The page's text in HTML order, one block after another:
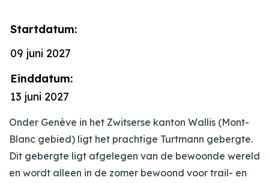
Startdatum:
09 juni 2027
Einddatum:
13 juni 2027
Onder Genève in het Zwitserse kanton Wallis (Mont-
Blanc gebied) ligt het prachtige Turtmann gebergte.
Dit gebergte ligt afgelegen van de bewoonde wereld
en wordt alleen in de zomer bewoond voor trail- en